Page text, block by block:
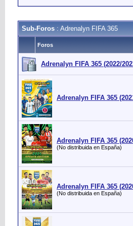
Sub-Foros : Adrenalyn FIFA 365
Foros
Adrenalyn FIFA 365 (2022/
Adrenalyn FIFA 365
Adrenalyn FIFA 365
(No distribuida en España)
Adrenalyn FIFA 365
(No distribuida en España)